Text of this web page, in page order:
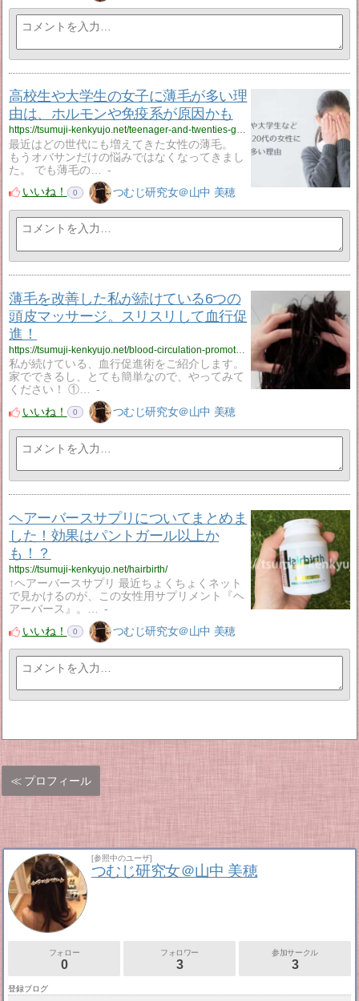
高校生や大学生の女子に薄毛が多い理
由は、ホルモンや免疫系が原因かも
https://tsumuji-kenkyujo.net/teenager-and-twenties-girls-usuge/
最近はどの世代にも増えてきた女性の薄毛。
もうオバサンだけの悩みではなくなってきまし
た。 でも薄毛の…
-
いいね！
0 つむじ研究女＠山中 美穂
薄毛を改善した私が続けている6つの
頭皮マッサージ。スリスリして血行促
進！
https://tsumuji-kenkyujo.net/blood-circulation-promotion/
私が続けている、血行促進術をご紹介します。
家でできるし、とても簡単なので、やってみて
ください！ ①…
-
いいね！
0 つむじ研究女＠山中 美穂
ヘアーバースサプリについてまとめま
した！効果はパントガール以上か
も！？
https://tsumuji-kenkyujo.net/hairbirth/
↑ヘアーバースサプリ 最近ちょくちょくネット
で見かけるのが、この女性用サプリメント『ヘ
アーバース』。…
-
いいね！
0 つむじ研究女＠山中 美穂
プロフィール
[参照中のユーザ]
つむじ研究女＠山中 美穂
フォロー
0
フォロワー
3
参加サークル
3
登録ブログ